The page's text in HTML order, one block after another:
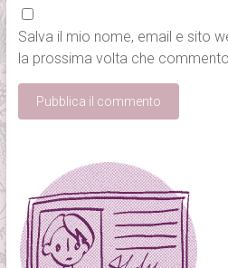
Salva il mio nome, email e sito
la prossima volta che